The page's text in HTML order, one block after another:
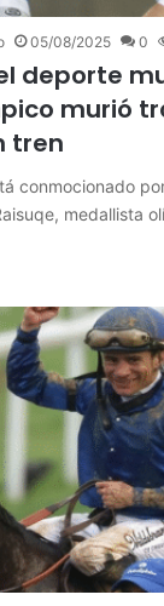
05/08/2025 0
deporte
murió
tren
conmocionado
medallista